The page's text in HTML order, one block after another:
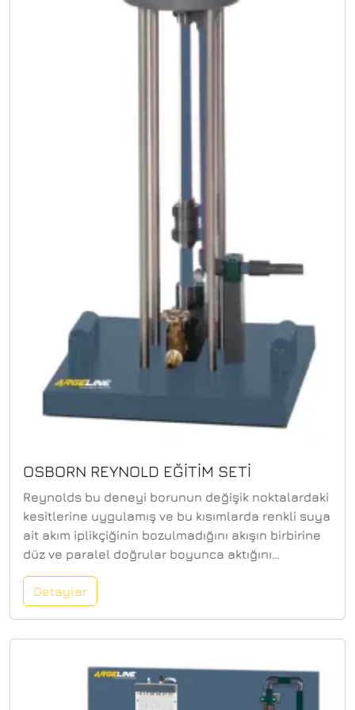
OSBORN REYNOLD EĞİTİM SETİ
Reynolds bu deneyi borunun değişik noktalardaki
kesitlerine uygulamış ve bu kısımlarda renkli suya
ait akım iplikçiğinin bozulmadığını akışın birbirine
düz ve paralel doğrular boyunca aktığını
görmüştür. Akışkanın akım hızı arttırıldığında, hızın
belirli bir değerinden sonra renkli suya ait akım
iplikçiğinin ortadan kalktığı ve bütün su kütlesinin
borunun ekseni boyunca birbirine paralel hareket
etmeyip, boru içerisinde radyal doğrultuda da
hareket etmeye başlar ve böylece tam bir
Detaylar